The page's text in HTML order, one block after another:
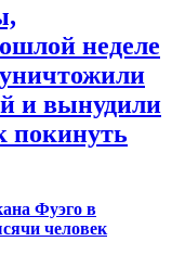
неделе
и вынудили
покинуть